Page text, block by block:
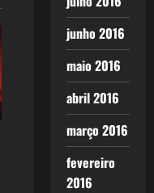
junho 2016
maio 2016
abril 2016
março 2016
fevereiro
2016